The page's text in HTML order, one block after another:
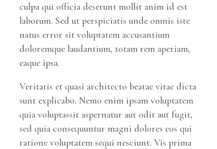
culpa qui officia deserunt mollit anim id est
laborum. Sed ut perspiciatis unde omnis iste
natus error sit voluptatem accusantium
doloremque laudantium, totam rem aperiam,
eaque ipsa.
Veritatis et quasi architecto beatae vitae dicta
sunt explicabo. Nemo enim ipsam voluptatem
quia voluptassit aspernatur aut odit aut fugit,
sed quia consequuntur magni dolores eos qui
ratione voluptatem sequi nesciunt. Vis prima